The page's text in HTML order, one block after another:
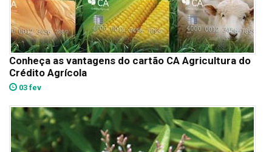
Conheça as vantagens do cartão CA Agricultura do
Crédito Agrícola
03 fev